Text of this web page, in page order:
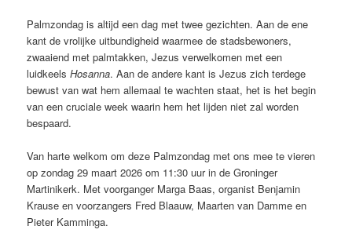
Palmzondag is altijd een dag met twee gezichten. Aan de ene
kant de vrolijke uitbundigheid waarmee de stadsbewoners,
zwaaiend met palmtakken, Jezus verwelkomen met een
luidkeelsHosanna. Aan de andere kant is Jezus zich terdege
bewust van wat hem allemaal te wachten staat, het is het begin
van een cruciale week waarin hem het lijden niet zal worden
bespaard.
Van harte welkom om deze Palmzondag met ons mee te vieren
op zondag 29 maart 2026 om 11:30 uur in de Groninger
Martinikerk. Met voorganger Marga Baas, organist Benjamin
Krause en voorzangers Fred Blaauw, Maarten van Damme en
Pieter Kamminga.